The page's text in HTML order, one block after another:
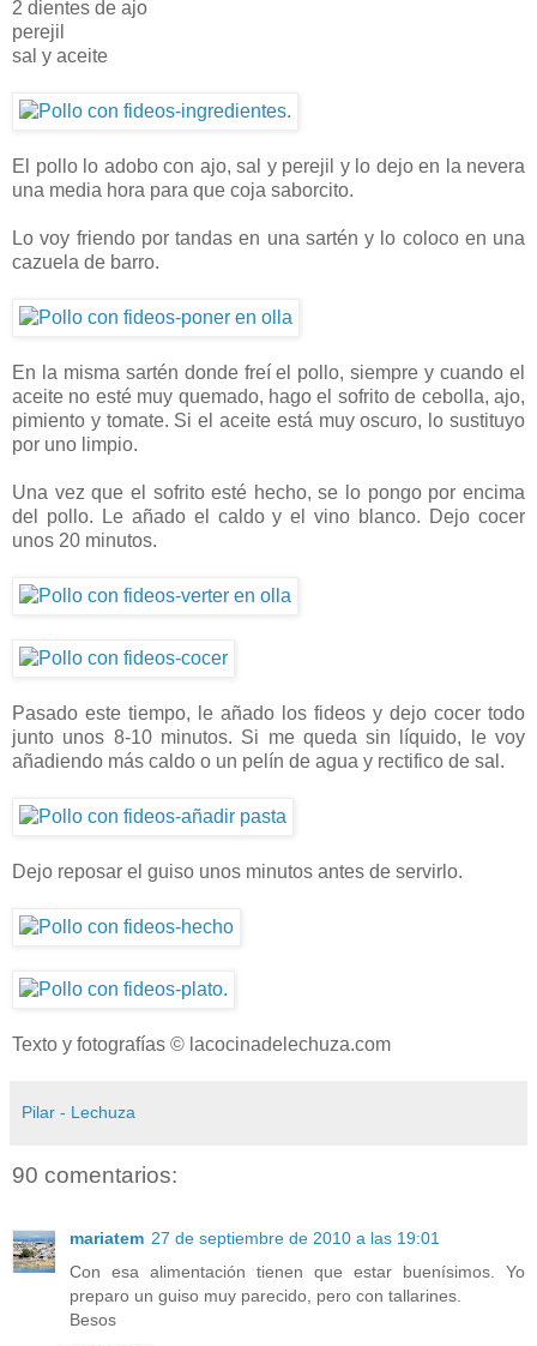
2 dientes de ajo
perejil
sal y aceite
El pollo lo adobo con ajo, sal y perejil y lo dejo en la nevera
una media hora para que coja saborcito.
Lo voy friendo por tandas en una sartén y lo coloco en una
cazuela de barro.
En la misma sartén donde freí el pollo, siempre y cuando el
aceite no esté muy quemado, hago el sofrito de cebolla, ajo,
pimiento y tomate. Si el aceite está muy oscuro, lo sustituyo
por uno limpio.
Una vez que el sofrito esté hecho, se lo pongo por encima
del pollo. Le añado el caldo y el vino blanco. Dejo cocer
unos 20 minutos.
Pasado este tiempo, le añado los fideos y dejo cocer todo
junto unos 8-10 minutos. Si me queda sin líquido, le voy
añadiendo más caldo o un pelín de agua y rectifico de sal.
Dejo reposar el guiso unos minutos antes de servirlo.
Texto y fotografías © lacocinadelechuza.com
Pilar - Lechuza
90 comentarios:
mariatem 27 de septiembre de 2010 a las 19:01
Con esa alimentación tienen que estar buenísimos. Yo
preparo un guiso muy parecido, pero con tallarines.
Besos